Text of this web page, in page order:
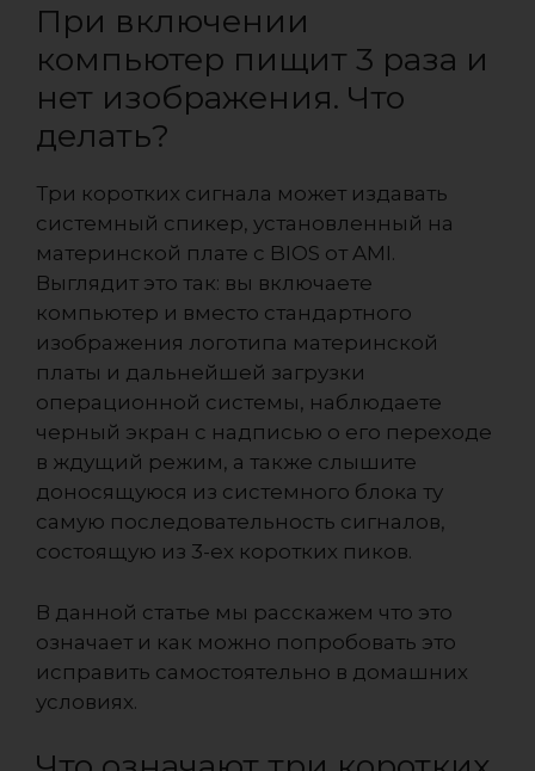
При включении
компьютер пищит 3 раза и
нет изображения. Что
делать?
Три коротких сигнала может издавать
системный спикер, установленный на
материнской плате с BIOS от AMI.
Выглядит это так: вы включаете
компьютер и вместо стандартного
изображения логотипа материнской
платы и дальнейшей загрузки
операционной системы, наблюдаете
черный экран с надписью о его переходе
в ждущий режим, а также слышите
доносящуюся из системного блока ту
самую последовательность сигналов,
состоящую из 3-ех коротких пиков.
В данной статье мы расскажем что это
означает и как можно попробовать это
исправить самостоятельно в домашних
условиях.